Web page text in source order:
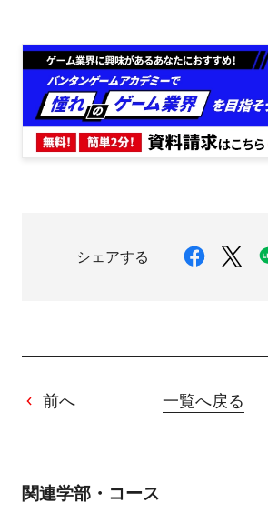
シェアする
前へ 一覧へ戻る
関連学部・コース